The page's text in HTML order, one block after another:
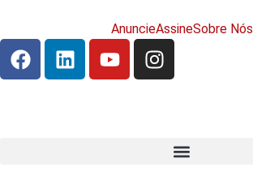
AnuncieAssineSobre Nós